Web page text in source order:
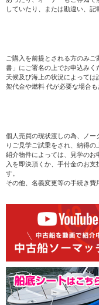
していたり、または勘違い、記
ご購入を前提とされる方のみ
書」にご署名の上でお申込みく
天候及び海上の状況によって
架代金や燃料 代が必要な場合
個人売買の現状渡しの為、ノ
りご見学ご試乗をされ、納得の
紹介物件によっては、見学の
入を即決頂くか、手付金のお
す。
その他、名義変更等の手続き費